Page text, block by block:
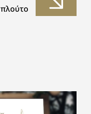
πλούτο